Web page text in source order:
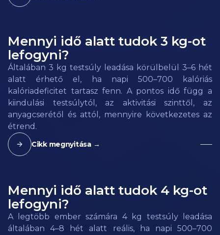
Mennyi idő alatt tudok 3 kg-ot
lefogyni?
Általában 3 kg testsúly leadása körülbelül 3–6 hét
alatt érhető el, ha napi 500–700 kalóriás
kalóriadeficitet tartasz fenn. A pontos idő függ a
kiindulási testsúlytól, az aktivitási szinttől, az
anyagcserétől és attól, mennyire következetes az
étrend.
Cikk megnyitása →
Mennyi idő alatt tudok 4 kg-ot
lefogyni?
A legtöbb ember számára 4 kg testsúly leadása
általában 4–8 hét alatt reális, ha napi 500–700